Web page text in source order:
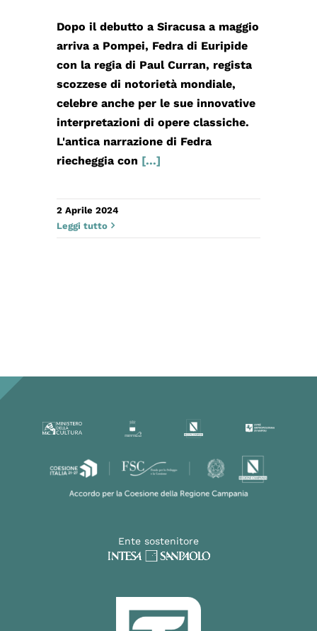
Dopo il debutto a Siracusa a maggio
arriva a Pompei, Fedra di Euripide
con la regia di Paul Curran, regista
scozzese di notorietà mondiale,
celebre anche per le sue innovative
interpretazioni di opere classiche.
L'antica narrazione di Fedra
riecheggia con [...]
2 Aprile 2024
Leggi tutto
Ente sostenitore